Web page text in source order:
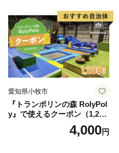
愛知県小牧市
『トランポリンの森 RolyPol
y』で使えるクーポン（1,200
4,000円